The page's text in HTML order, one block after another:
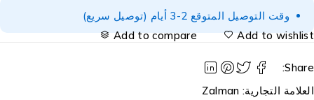
وقت التوصيل المتوقع 2-3 أيام (توصيل سريع)
Add to
Add to compare
التجارية:Zalman